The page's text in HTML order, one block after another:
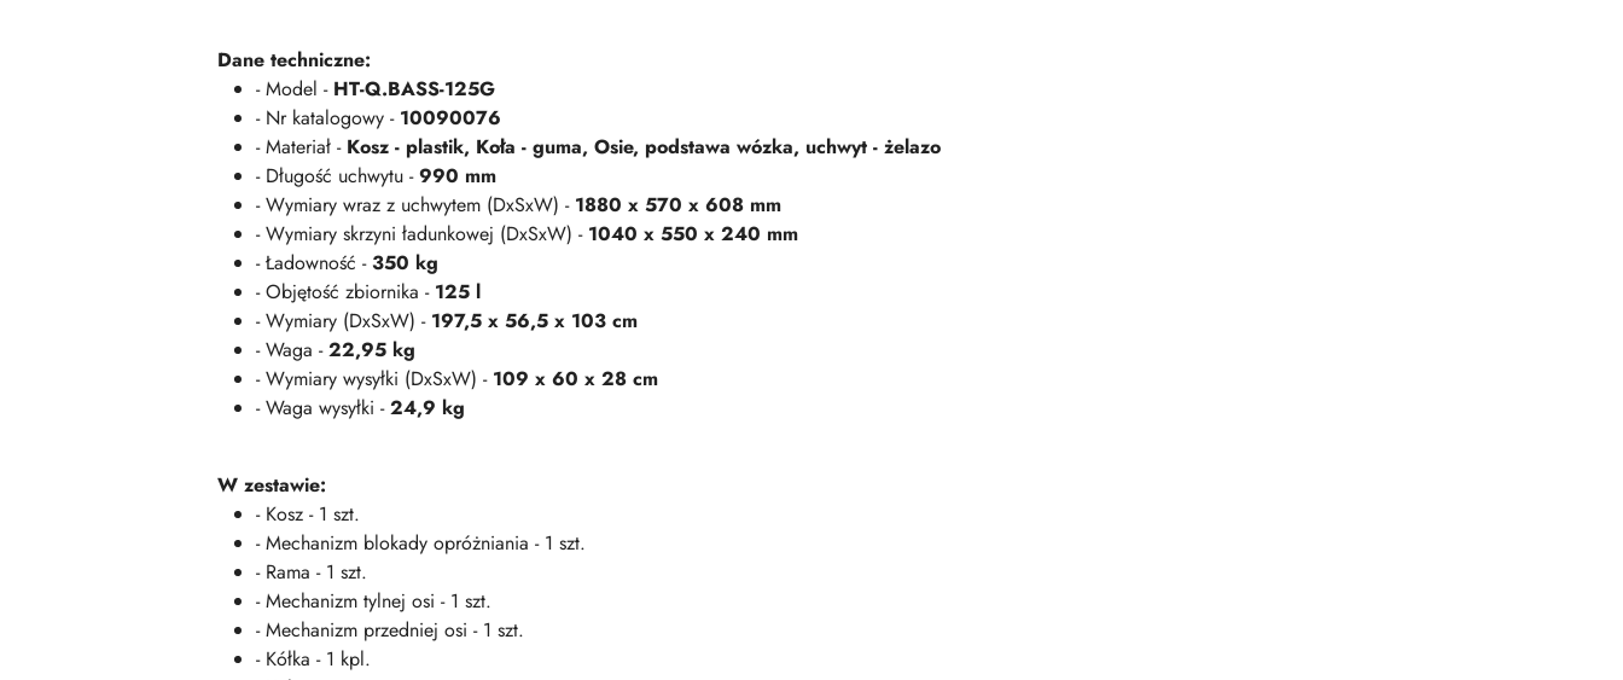
Dane techniczne:
- Model - HT-Q.BASS-125G
- Nr katalogowy - 10090076
- Materiał - Kosz - plastik, Koła - guma, Osie, podstawa wózka, uchwyt - żelazo
- Długość uchwytu -990 mm
- Wymiary wraz z uchwytem (DxSxW) - 1880 x 570 x 608 mm
- Wymiary skrzyni ładunkowej (DxSxW) - 1040 x 550 x 240 mm
- Ładowność -350 kg
- Objętość zbiornika - 125 l
- Wymiary (DxSxW) - 197,5 x 56,5 x 103 cm
- Waga -22,95 kg
- Wymiary wysyłki (DxSxW) - 109 x 60 x 28 cm
- Waga wysyłki -24,9 kg
W zestawie:
- Kosz - 1 szt.
- Mechanizm blokady opróżniania - 1 szt.
- Rama - 1 szt.
- Mechanizm tylnej osi - 1 szt.
- Mechanizm przedniej osi - 1 szt.
- Kółka - 1 kpl.